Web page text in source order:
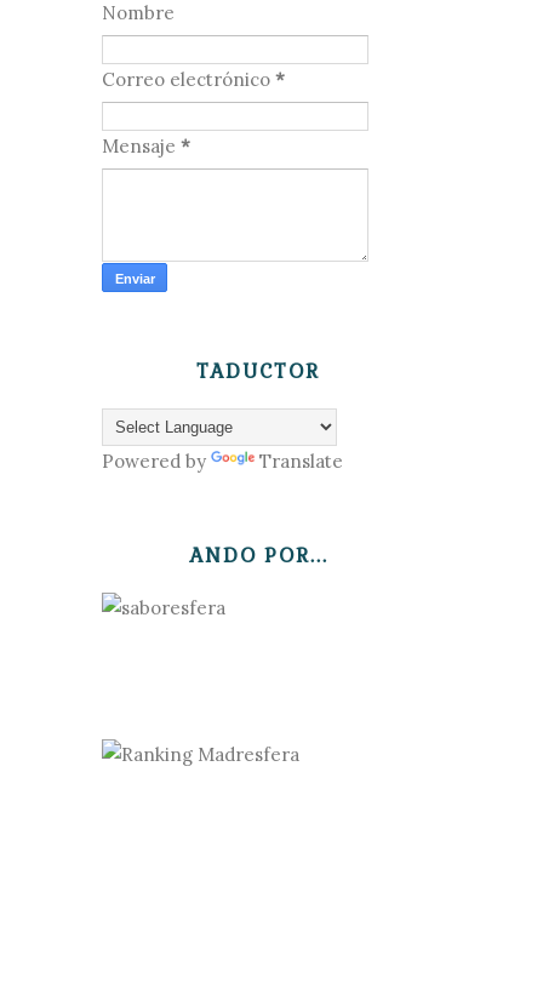
Nombre
Correo electrónico *
Mensaje *
TADUCTOR
Powered by Translate
ANDO POR...